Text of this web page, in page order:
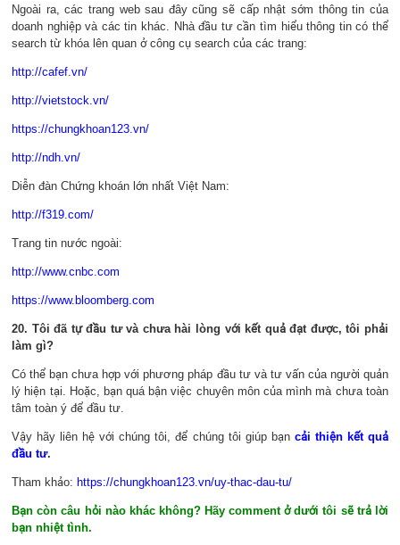
Ngoài ra, các trang web sau đây cũng sẽ cấp nhật sớm thông tin của
doanh nghiệp và các tin khác. Nhà đầu tư cần tìm hiểu thông tin có thể
search từ khóa lên quan ở công cụ search của các trang:
http://cafef.vn/
http://vietstock.vn/
https://chungkhoan123.vn/
http://ndh.vn/
Diễn đàn Chứng khoán lớn nhất Việt Nam:
http://f319.com/
Trang tin nước ngoài:
http://www.cnbc.com
https://www.bloomberg.com
20. Tôi đã tự đầu tư và chưa hài lòng với kết quả đạt được, tôi phải
làm gì?
Có thể bạn chưa hợp với phương pháp đầu tư và tư vấn của người quản
lý hiện tại. Hoặc, bạn quá bận việc chuyên môn của mình mà chưa toàn
tâm toàn ý để đầu tư.
Vậy hãy liên hệ với chúng tôi, để chúng tôi giúp bạn cải thiện kết quả
đầu tư.
Tham khảo:https://chungkhoan123.vn/uy-thac-dau-tu/
Bạn còn câu hỏi nào khác không? Hãy comment ở dưới tôi sẽ trả lời
bạn nhiệt tình.